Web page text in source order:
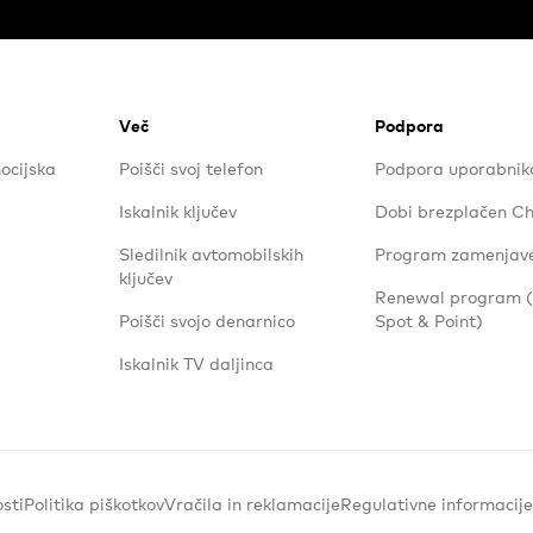
Več
Poišči svoj telefon
Iskalnik ključev
Sledilnik avtomobilskih
ključev
Poišči svojo denarnico
Iskalnik TV daljinca
Podpora
Podpora
Dobi brezplačen
Program
Renewal program
Spot & Point)
Politika piškotkovVračila in reklamacijeRegulativne informacije